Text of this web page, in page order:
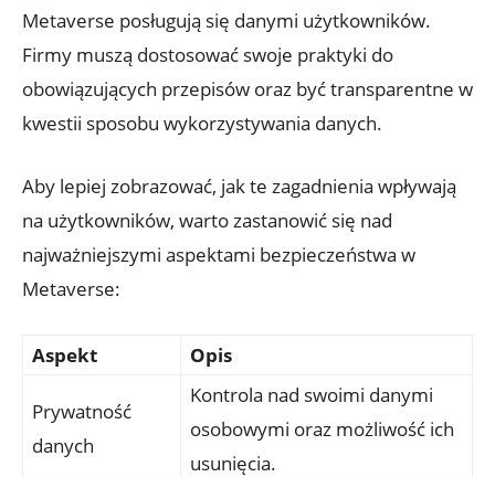
Metaverse posługują się danymi użytkowników.
Firmy muszą dostosować swoje praktyki do
obowiązujących przepisów oraz być transparentne w
kwestii sposobu wykorzystywania danych.
Aby lepiej zobrazować, jak te zagadnienia wpływają
na użytkowników, warto zastanowić się nad
najważniejszymi aspektami bezpieczeństwa w
Metaverse:
Aspekt Opis
Prywatność
danych
Kontrola nad swoimi danymi
osobowymi oraz możliwość ich
usunięcia.